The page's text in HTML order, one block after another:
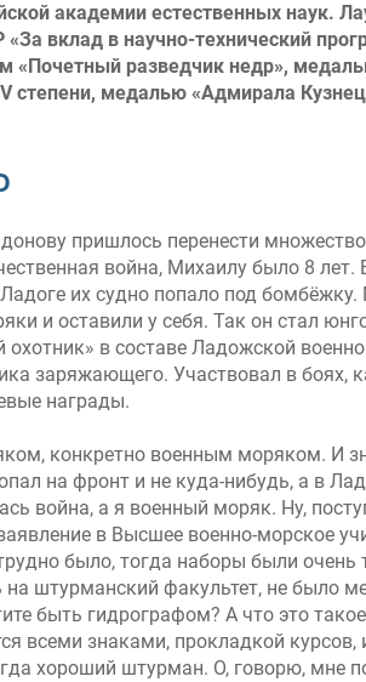
академии естественных наук.
вклад в научно-технический
«Почетный разведчик недр»,
степени, медалью «Адмирала
пришлось перенести
война, Михаилу было 8 лет.
их судно попало под
и оставили у себя. Так он стал
в составе Ладожской
заряжающего. Участвовал в боях,
награды.
конкретно военным моряком. И
на фронт и не куда-нибудь, а в
война, а я военный моряк. Ну,
в Высшее военно-морское
было, тогда наборы были очень
на штурманский факультет, не было
быть гидрографом? А что это
всеми знаками, прокладкой курсов,
хороший штурман. О, говорю, мне